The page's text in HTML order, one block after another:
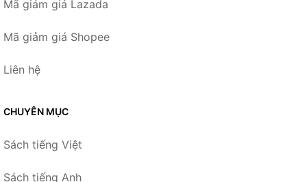
Mã giảm giá Lazada
Mã giảm giá Shopee
Liên hệ
CHUYÊN MỤC
Sách tiếng Việt
Sách tiếng Anh